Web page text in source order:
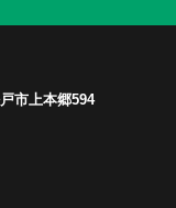
市上本郷594